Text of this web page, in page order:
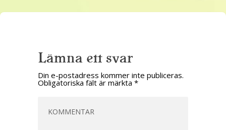
Lämna ett svar
Din e-postadress kommer inte publiceras.
Obligatoriska fält är märkta *